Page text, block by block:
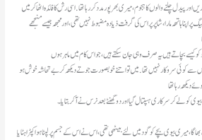
پیدل چلنے والوں کا ہجوم ،میری بهرپور مدد کر رہا تها .اسی رش کا فائدہ اٹها کر میں
ہاتهہ مارا ،شاپر پر اس کی گرفت ذیادہ مضبوط نہیں تهی ،اور مجهہ جیسے منجهے
سے کوئی سروکار نہیں تها .میں تو اتنے خوبصورت جوتے دیکهہ کر بے تحاشہ خوش ہو
کو لے کر سرکاری ہسپتال گیا اور دو گهنٹے بعد نرس نے آکر بتایا۔
بیوی بچے کو گود میں لئے بیٹهی تهی ،اس نے اس کے جسم پر لپٹا ہوا کپڑا ہٹایا